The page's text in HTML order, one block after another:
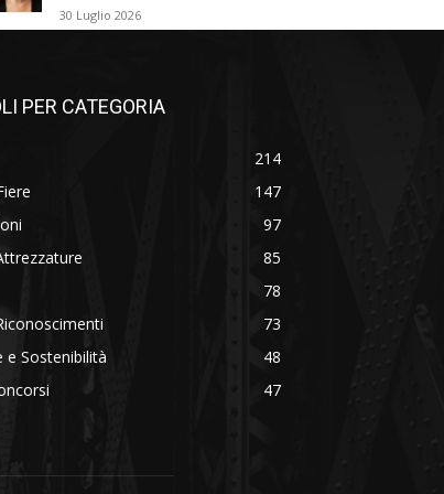
30 Luglio 2026
PER CATEGORIA
214
147
97
85
78
73
e Sostenibilità
48
47